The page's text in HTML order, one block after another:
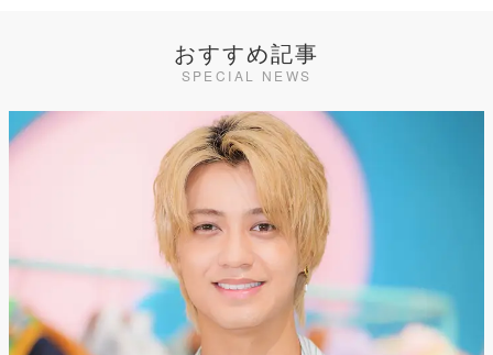
おすすめ記事
SPECIAL NEWS